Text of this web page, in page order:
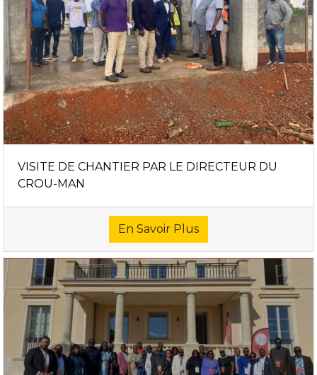
VISITE DE CHANTIER PAR LE DIRECTEUR DU
CROU-MAN
En Savoir Plus